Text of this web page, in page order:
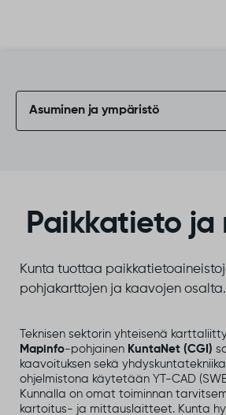
Asuminen ja ympäristö
Paikkatieto ja
Kunta tuottaa
pohjakarttojen ja kaavojen osalta.
Teknisen sektorin yhteisenä
Mapinfo-pohjainen KuntaNet (CGI)
kaavoituksen sekä
ohjelmistona käytetään YT-CAD
Kunnalla on omat toiminnan
kartoitus- ja mittauslaitteet. Kunta